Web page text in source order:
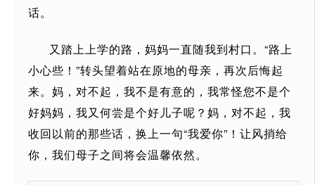
话。
又踏上上学的路，妈妈一直随我到村口。“路上
小心些！”转头望着站在原地的母亲，再次后悔起
来。妈，对不起，我不是有意的，我常怪您不是个
好妈妈，我又何尝是个好儿子呢？妈，对不起，我
收回以前的那些话，换上一句“我爱你”！让风捎给
你，我们母子之间将会温馨依然。